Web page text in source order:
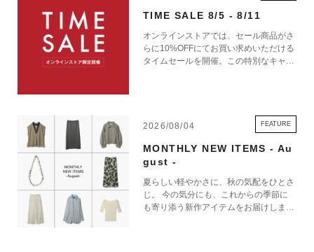
・特徴 9色のLEDランプ、制限なくランプの色と明るさを同期、調光機
能、IPX4、アルミ仕上げ
・サイズ 7.7×7.7×28.6cm(ライト部3.7×3.7)
・最大光量 120ルーメン
・充電時間 3時間
・充電方式 ワイヤレス充電、USB-C充電
・付属品 USB Type-C to USB Type-A ケーブル
初期不良/故障時のお問い合わせはエストネーションカスタマーサポート
へご連絡ください。
TIME SALE 8/5 - 8/11
オンラインストアでは、セール商品がさ
らに10%OFFにてお買い求めいただける
タイムセールを開催。この特別なキャン
2026/08/04 FEATURE
MONTHLY NEW ITEMS - Au
gust -
夏らしい軽やかさに、秋の気配をひとさ
じ。 今の気分にも、これからの季節に
も寄り添う新作アイテムをお届けしま